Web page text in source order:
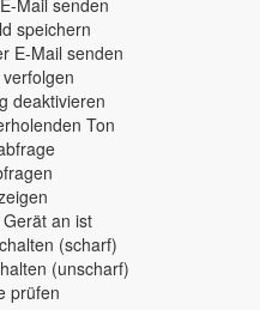
Mail senden
speichern
E-Mail senden
deaktivieren
Ton
an ist
(scharf)
(unscharf)
prüfen